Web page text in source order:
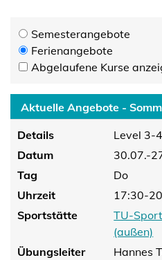
Semesterangebote
Ferienangebote
Abgelaufene Kurse
Aktuelle Angebote -
Details
Level 3-
Datum
30.07.-
Tag
Do
Uhrzeit
17:30-
Sportstätte
TU-
(außen)
Übungsleiter
Hannes